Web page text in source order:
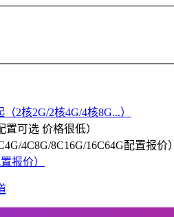
2核2G/2核4G/4核8G...）
置可选 价格很低）
4C8G/8C16G/16C64G配置报价）
报价）